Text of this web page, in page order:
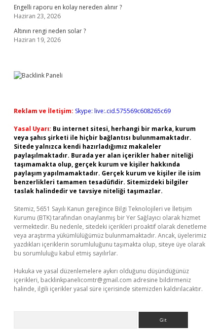
Engelli raporu en kolay nereden alınır ?
Haziran 23, 2026
Altının rengi neden solar ?
Haziran 19, 2026
Reklam ve İletişim: Skype: live:.cid.575569c608265c69
Yasal Uyarı: Bu internet sitesi, herhangi bir marka, kurum
veya şahıs şirketi ile hiçbir bağlantısı bulunmamaktadır.
Sitede yalnızca kendi hazırladığımız makaleler
paylaşılmaktadır. Burada yer alan içerikler haber niteliği
taşımamakta olup, gerçek kurum ve kişiler hakkında
paylaşım yapılmamaktadır. Gerçek kurum ve kişiler ile isim
benzerlikleri tamamen tesadüfidir. Sitemizdeki bilgiler
taslak halindedir ve tavsiye niteliği taşımazlar.
Sitemiz, 5651 Sayılı Kanun gereğince Bilgi Teknolojileri ve İletişim
Kurumu (BTK) tarafından onaylanmış bir Yer Sağlayıcı olarak hizmet
vermektedir. Bu nedenle, sitedeki içerikleri proaktif olarak denetleme
veya araştırma yükümlülüğümüz bulunmamaktadır. Ancak, üyelerimiz
yazdıkları içeriklerin sorumluluğunu taşımakta olup, siteye üye olarak
bu sorumluluğu kabul etmiş sayılırlar.
Hukuka ve yasal düzenlemelere aykırı olduğunu düşündüğünüz
içerikleri, backlinkpanelicomtr@gmail.com adresine bildirmeniz
halinde, ilgili içerikler yasal süre içerisinde sitemizden kaldırılacaktır.